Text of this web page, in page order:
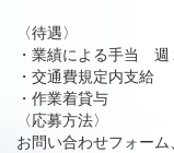
〈待遇〉
・業績による手当 週
・交通費規定内支給
・作業着貸与
〈応募方法〉
お問い合わせフォー